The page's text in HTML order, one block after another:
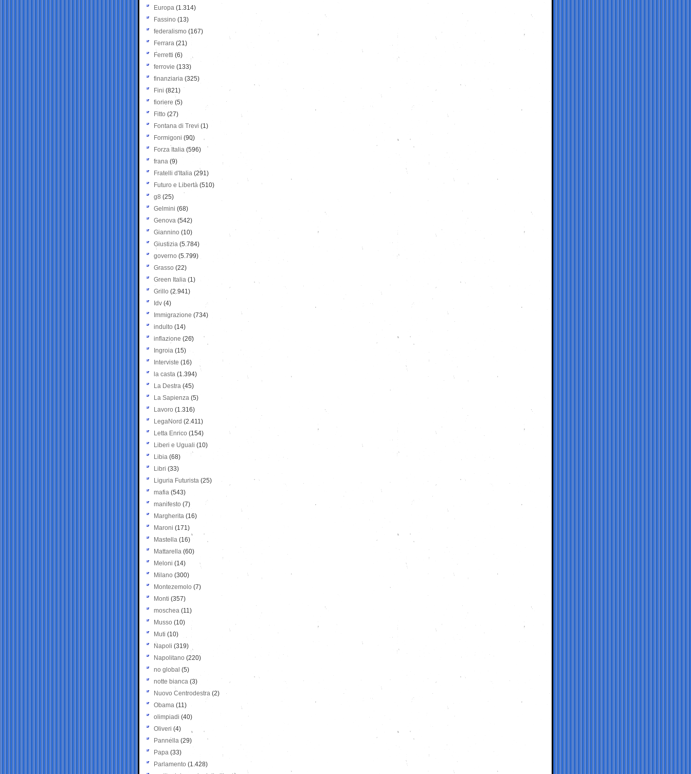
Europa (1.314)
Fassino (13)
federalismo (167)
Ferrara (21)
Ferretti (6)
ferrovie (133)
finanziaria (325)
Fini (821)
fioriere (5)
Fitto (27)
Fontana di Trevi (1)
Formigoni (90)
Forza Italia (596)
frana (9)
Fratelli d'Italia (291)
Futuro e Libertà (510)
g8 (25)
Gelmini (68)
Genova (542)
Giannino (10)
Giustizia (5.784)
governo (5.799)
Grasso (22)
Green Italia (1)
Grillo (2.941)
Idv (4)
Immigrazione (734)
indulto (14)
inflazione (26)
Ingroia (15)
Interviste (16)
la casta (1.394)
La Destra (45)
La Sapienza (5)
Lavoro (1.316)
LegaNord (2.411)
Letta Enrico (154)
Liberi e Uguali (10)
Libia (68)
Libri (33)
Liguria Futurista (25)
mafia (543)
manifesto (7)
Margherita (16)
Maroni (171)
Mastella (16)
Mattarella (60)
Meloni (14)
Milano (300)
Montezemolo (7)
Monti (357)
moschea (11)
Musso (10)
Muti (10)
Napoli (319)
Napolitano (220)
no global (5)
notte bianca (3)
Nuovo Centrodestra (2)
Obama (11)
olimpiadi (40)
Oliveri (4)
Pannella (29)
Papa (33)
Parlamento (1.428)